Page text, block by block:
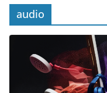
audio